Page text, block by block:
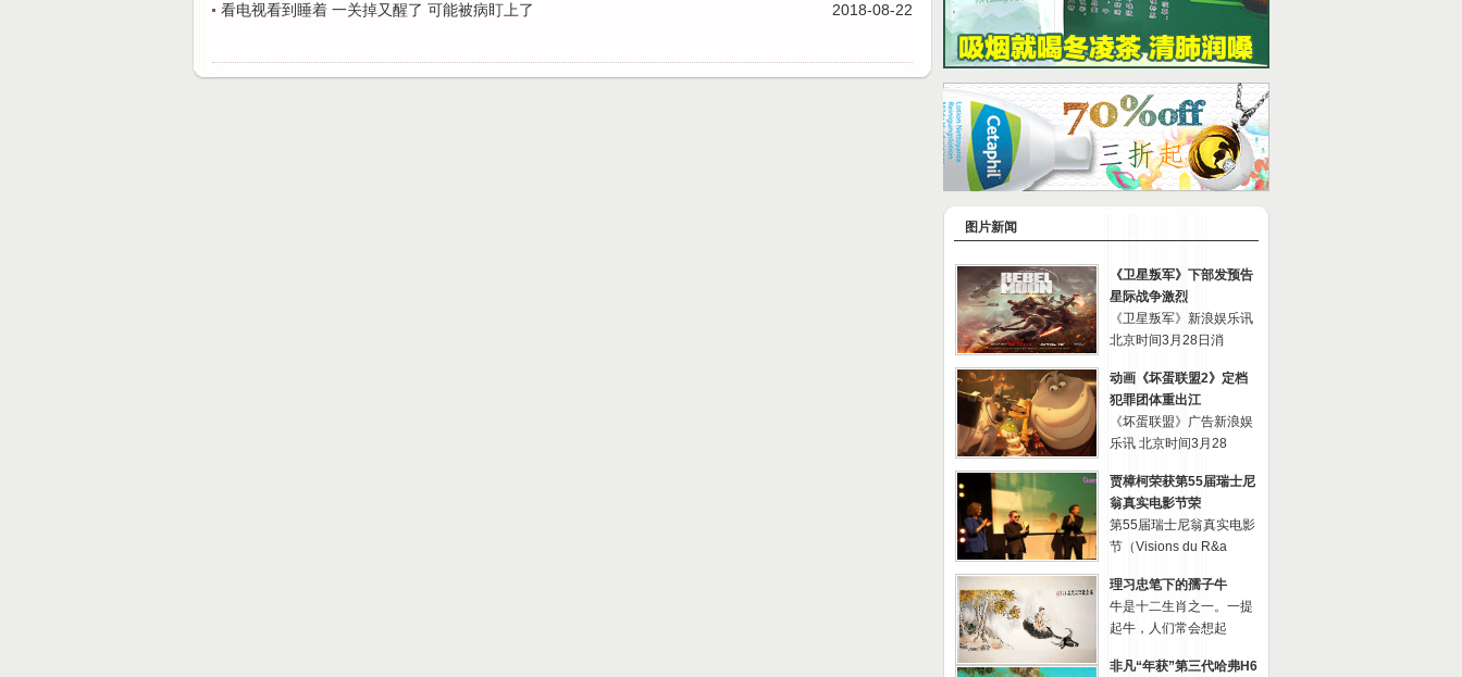
2018-08-22
看电视看到睡着 一关掉又醒了 可能被病盯上了
图片新闻
《卫星叛军》下部发预告
星际战争激烈
《卫星叛军》新浪娱乐讯
北京时间3月28日消
动画《坏蛋联盟2》定档
犯罪团体重出江
《坏蛋联盟》广告新浪娱
乐讯 北京时间3月28
贾樟柯荣获第55届瑞士尼
翁真实电影节荣
第55届瑞士尼翁真实电影
节（Visions du R&a
理习忠笔下的孺子牛
牛是十二生肖之一。一提
起牛，人们常会想起
非凡“年获”第三代哈弗H6